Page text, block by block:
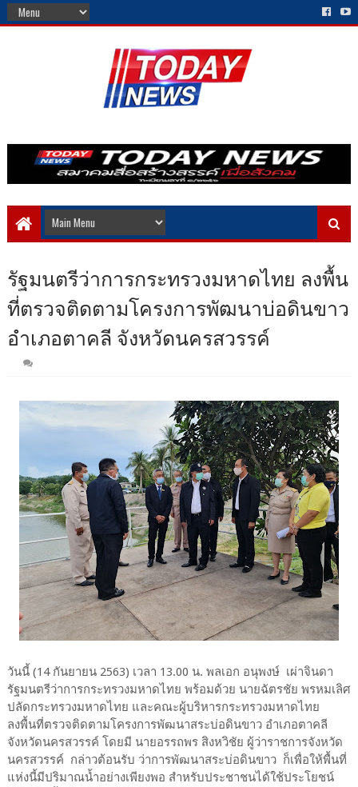
รัฐมนตรีว่าการกระทรวงมหาดไทย ลงพื้น
ที่ตรวจติดตามโครงการพัฒนาบ่อดินขาว
อำเภอตาคลี จังหวัดนครสวรรค์
วันนี้ (14 กันยายน 2563) เวลา 13.00 น. พลเอก อนุพงษ์ เผ่าจินดา
รัฐมนตรีว่าการกระทรวงมหาดไทย พร้อมด้วย นายฉัตรชัย พรหมเลิศ
ปลัดกระทรวงมหาดไทย และคณะผู้บริหารกระทรวงมหาดไทย
ลงพื้นที่ตรวจติดตามโครงการพัฒนาสระบ่อดินขาว อำเภอตาคลี
จังหวัดนครสวรรค์ โดยมี นายอรรถพร สิงหวิชัย ผู้ว่าราชการจังหวัด
นครสวรรค์ กล่าวต้อนรับ ว่าการพัฒนาสระบ่อดินขาว ก็เพื่อให้พื้นที่
แห่งนี้มีปริมาณน้ำอย่างเพียงพอ สำหรับประชาชนได้ใช้ประโยชน์